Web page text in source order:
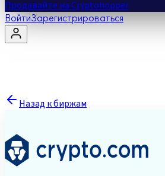
Продавайте на Cryptohopper
ВойтиЗарегистрироваться
Назад к биржам